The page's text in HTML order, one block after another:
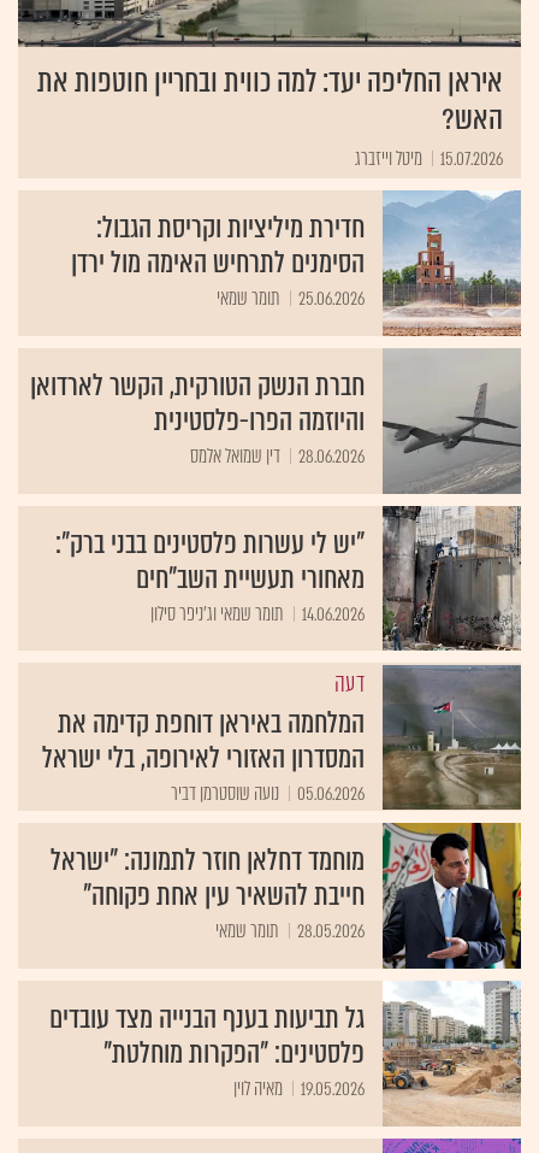
איראן החליפה יעד: למה כווית ובחריין חוטפות את
האש?
15.07.2026 מיטל וייזברג
חדירת מיליציות וקריסת הגבול:
הסימנים לתרחיש האימה מול ירדן
25.06.2026 תומר שמאי
חברת הנשק הטורקית, הקשר לארדואן
והיוזמה הפרו-פלסטינית
28.06.2026 דין שמואל אלמס
"יש לי עשרות פלסטינים בבני ברק":
מאחורי תעשיית השב"חים
14.06.2026 תומר שמאי וג'ניפר סילון
דעה
המלחמה באיראן דוחפת קדימה את
המסדרון האזורי לאירופה, בלי ישראל
05.06.2026 נועה שוסטרמן דביר
מוחמד דחלאן חוזר לתמונה: "ישראל
חייבת להשאיר עין אחת פקוחה"
28.05.2026 תומר שמאי
גל תביעות בענף הבנייה מצד עובדים
פלסטינים: "הפקרות מוחלטת"
19.05.2026 מאיה לוין